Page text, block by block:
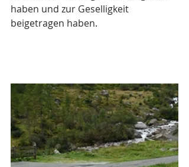
haben und zur Geselligkeit
beigetragen haben.